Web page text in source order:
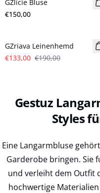
Neuheiten
GZlicie Bluse
€150,00
GZriava Leinenhemd
€133,00 €190,00
Gestuz
Styles
Eine Langarmbluse
Garderobe bringen. Sie
und verleiht dem Outfit
hochwertige